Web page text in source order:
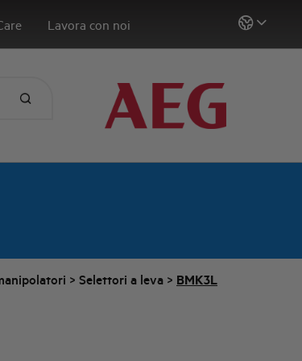
Lavora con noi
> Selettori a leva > BMK3L